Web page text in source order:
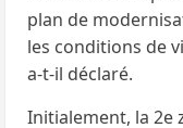
plan de
les conditions de
a-t-il déclaré.
Initialement, la 2e